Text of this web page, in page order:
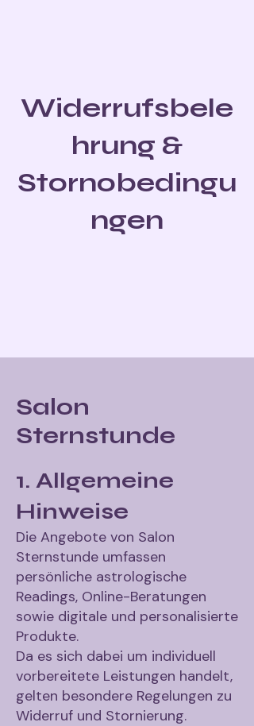
Widerrufsbele
hrung &
Stornobedingu
ngen
Salon
Sternstunde
1. Allgemeine
Hinweise
Die Angebote von Salon
Sternstunde umfassen
persönliche astrologische
Readings, Online-Beratungen
sowie digitale und personalisierte
Produkte.
Da es sich dabei um individuell
vorbereitete Leistungen handelt,
gelten besondere Regelungen zu
Widerruf und Stornierung.